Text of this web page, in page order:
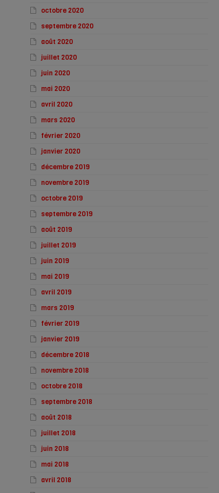
octobre 2020
septembre 2020
août 2020
juillet 2020
juin 2020
mai 2020
avril 2020
mars 2020
février 2020
janvier 2020
décembre 2019
novembre 2019
octobre 2019
septembre 2019
août 2019
juillet 2019
juin 2019
mai 2019
avril 2019
mars 2019
février 2019
janvier 2019
décembre 2018
novembre 2018
octobre 2018
septembre 2018
août 2018
juillet 2018
juin 2018
mai 2018
avril 2018